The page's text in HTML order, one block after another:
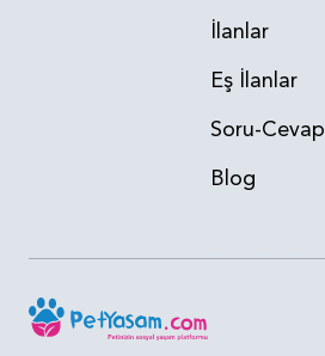
İlanlar
Eş İlanlar
Soru-Cevap
Blog